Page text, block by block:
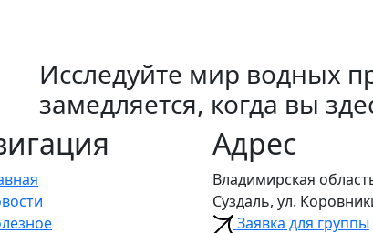
Исследуйте мир водных
замедляется, когда вы
Адрес
Владимирская
Суздаль, ул.
Заявка для группы